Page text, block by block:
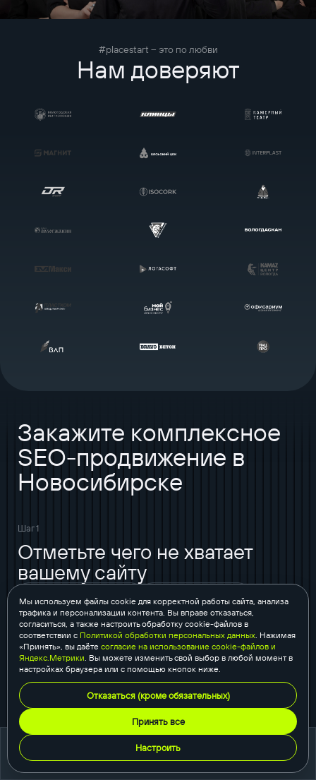
портфолио
#placestart – это по любви
Нам доверяют
Закажите комплексное
SEO-продвижение в
Новосибирске
Шаг 1
Отметьте чего не хватает
вашему сайту
отдел продаж
отдел маркетинга
аудит сайта
директ / AdWords
SEO
SMM
e-mail маркетинг
блог
CRM система
авто- и мультиворонки
фирменный стиль (нейминг, логотип и прочее)
видео (вирусное, корпоративное)
коммерческое предложение
Мы используем файлы cookie для корректной работы сайта, анализа
трафика и персонализации контента. Вы вправе отказаться,
согласиться, а также настроить обработку cookie-файлов в
соответствии с Политикой обработки персональных данных. Нажимая
«Принять», вы даёте согласие на использование cookie-файлов и
Яндекс.Метрики. Вы можете изменить свой выбор в любой момент в
настройках браузера или с помощью кнопок ниже.
Отказаться (кроме обязательных)
Принять все
Настроить